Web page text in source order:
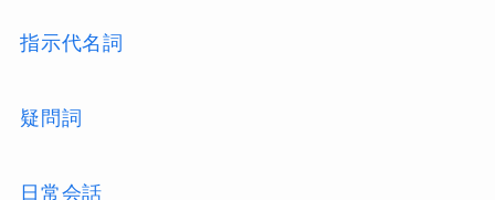
指示代名詞
疑問詞
日常会話